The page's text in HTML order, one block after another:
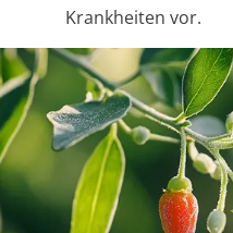
Krankheiten vor.